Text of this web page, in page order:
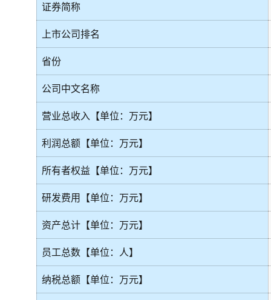
证券简称
上市公司排名
省份
公司中文名称
营业总收入【单位：万元】
利润总额【单位：万元】
所有者权益【单位：万元】
研发费用【单位：万元】
资产总计【单位：万元】
员工总数【单位：人】
纳税总额【单位：万元】